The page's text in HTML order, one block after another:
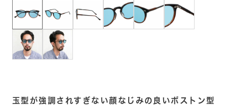
玉型が強調されすぎない顔なじみの良いボストン型